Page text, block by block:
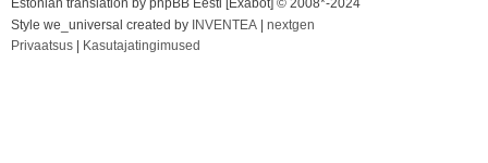
Estonian translation by phpBB Eesti [Exabot] © 2008*-2024
Style we_universal created by INVENTEA
nextgen
Privaatsus
Kasutajatingimused